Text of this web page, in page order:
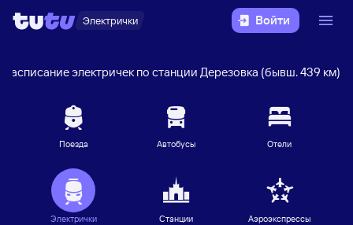
Электрички Войти
Расписание электричек по станции Дерезовка (бывш. 439 км)
Поезда Автобусы Отели
Электрички Станции Аэроэкспрессы